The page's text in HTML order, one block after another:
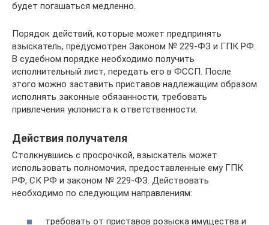
будет погашаться медленно.
Порядок действий, которые может предпринять
взыскатель, предусмотрен Законом № 229-ФЗ и ГПК РФ.
В судебном порядке необходимо получить
исполнительный лист, передать его в ФССП. После
этого можно заставить приставов надлежащим образом
исполнять законные обязанности, требовать
привлечения уклониста к ответственности.
Действия получателя
Столкнувшись с просрочкой, взыскатель может
использовать полномочия, предоставленные ему ГПК
РФ, СК РФ и законом № 229-ФЗ. Действовать
необходимо по следующим направлениям:
требовать от приставов розыска имущества и